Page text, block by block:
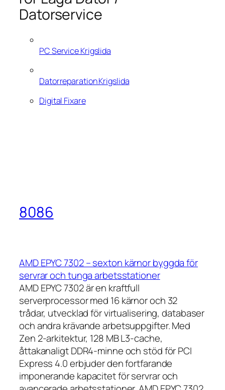
Datorservice
PC Service Krigslida
Datorreparation Krigslida
Digital Fixare
8086
AMD EPYC 7302 – sexton kärnor byggda för
servrar och tunga arbetsstationer
AMD EPYC 7302 är en kraftfull
serverprocessor med 16 kärnor och 32
trådar, utvecklad för virtualisering, databaser
och andra krävande arbetsuppgifter. Med
Zen 2-arkitektur, 128 MB L3-cache,
åttakanaligt DDR4-minne och stöd för PCI
Express 4.0 erbjuder den fortfarande
imponerande kapacitet för servrar och